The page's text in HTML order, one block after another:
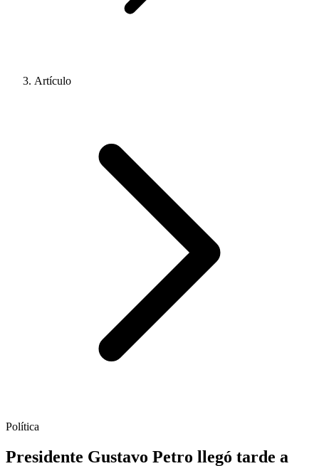
Artículo
Política
Presidente Gustavo Petro llegó tarde a